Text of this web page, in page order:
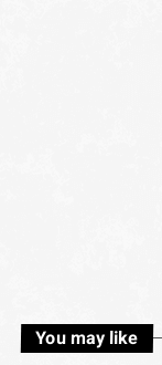
You may like